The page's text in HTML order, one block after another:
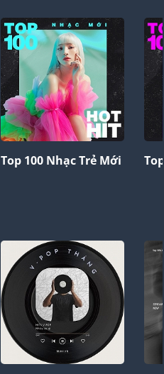
Top 100 Nhạc Trẻ Mới